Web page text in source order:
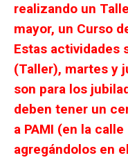
realizando un
mayor, un Curso
Estas actividades
(Taller), martes y
son para los
deben tener un
a PAMI (en la
agregándolos en